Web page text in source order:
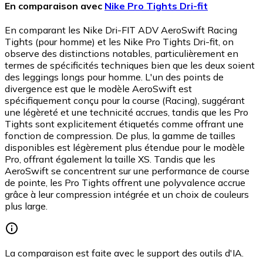
En comparaison avec Nike Pro Tights Dri-fit
En comparant les Nike Dri-FIT ADV AeroSwift Racing
Tights (pour homme) et les Nike Pro Tights Dri-fit, on
observe des distinctions notables, particulièrement en
termes de spécificités techniques bien que les deux soient
des leggings longs pour homme. L'un des points de
divergence est que le modèle AeroSwift est
spécifiquement conçu pour la course (Racing), suggérant
une légèreté et une technicité accrues, tandis que les Pro
Tights sont explicitement étiquetés comme offrant une
fonction de compression. De plus, la gamme de tailles
disponibles est légèrement plus étendue pour le modèle
Pro, offrant également la taille XS. Tandis que les
AeroSwift se concentrent sur une performance de course
de pointe, les Pro Tights offrent une polyvalence accrue
grâce à leur compression intégrée et un choix de couleurs
plus large.
La comparaison est faite avec le support des outils d'IA.